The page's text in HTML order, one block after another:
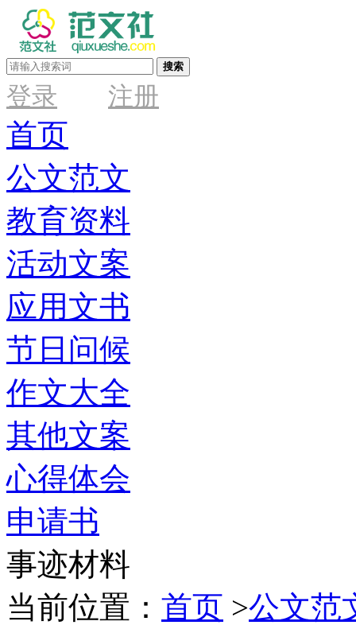
搜索
登录 注册
首页
公文范文
教育资料
活动文案
应用文书
节日问候
作文大全
其他文案
心得体会
申请书
事迹材料
当前位置： 首页 >公文范